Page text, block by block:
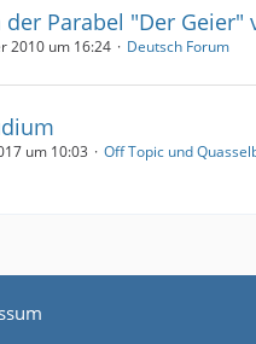
Parabel "Der Geier"
2010 um 16:24 Deutsch Forum
um 10:03 Off Topic und